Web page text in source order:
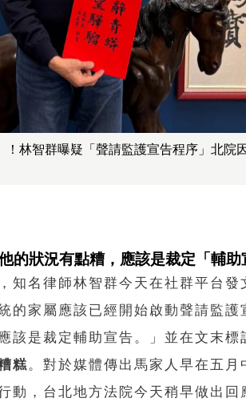
林智群曝疑「聲請監護宣告程序」北院
的狀況有點糟，應該是裁定「輔助
知名律師林智群今天在社群平台發
的家屬應該已經開始啟動聲請監護
該是裁定輔助宣告。」並在文末
糕。對於媒體傳出馬家人早在五月
動，台北地方法院今天稍早做出回